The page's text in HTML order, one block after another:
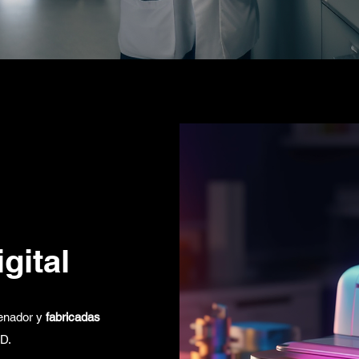
y fabricadas